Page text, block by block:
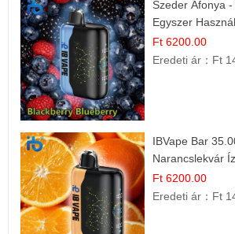
Szeder Áfonya
Egyszer
Prémium
Ft 6200.00
Eredeti ár： Ft
IBVape Bar
Narancslekvár
cigaretta
Ft 6200.00
Eredeti ár： Ft